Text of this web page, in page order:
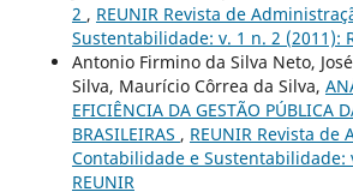
2 , REUNIR Revista de
Sustentabilidade: v. 1 n. 2 (2011):
Antonio Firmino da Silva Neto,
Silva, Maurício Côrrea da Silva,
EFICIÊNCIA DA GESTÃO PÚBLICA
BRASILEIRAS , REUNIR Revista de
Contabilidade e Sustentabilidade:
REUNIR